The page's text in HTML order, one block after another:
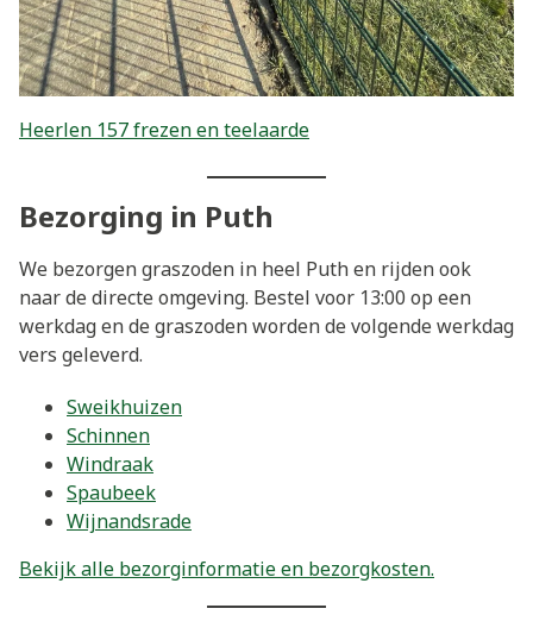
Heerlen 157 frezen en teelaarde
Bezorging in Puth
We bezorgen graszoden in heel Puth en rijden ook
naar de directe omgeving. Bestel voor 13:00 op een
werkdag en de graszoden worden de volgende werkdag
vers geleverd.
Sweikhuizen
Schinnen
Windraak
Spaubeek
Wijnandsrade
Bekijk alle bezorginformatie en bezorgkosten.